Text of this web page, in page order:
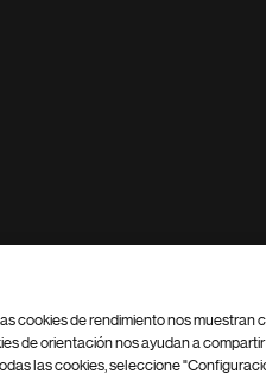
cookies de rendimiento nos muestran
de orientación nos ayudan a
las cookies, seleccione